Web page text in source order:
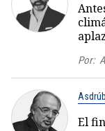
Por:
El